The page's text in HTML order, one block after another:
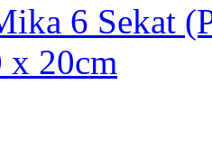
6 Sekat
x 20cm